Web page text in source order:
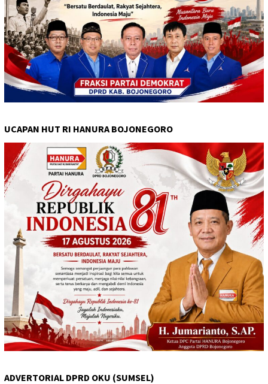
UCAPAN HUT RI HANURA BOJONEGORO
ADVERTORIAL DPRD OKU (SUMSEL)